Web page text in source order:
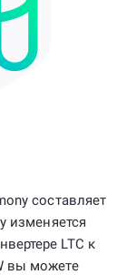
составляет
изменяется
LTC к
вы можете